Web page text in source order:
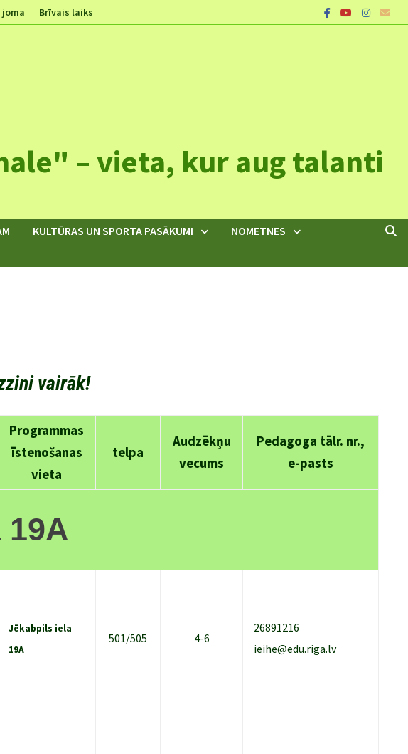
Brīvais laiks
– vieta, kur aug talanti
KULTŪRAS UN SPORTA PASĀKUMI
NOMETNES
vairāk!
Programmas
īstenošanas
vieta
telpa
Audzēkņu
vecums
Pedagoga tālr. nr.,
e-pasts
Jēkabpils iela
19A
501/505 4-6
26891216
ieihe@edu.riga.lv